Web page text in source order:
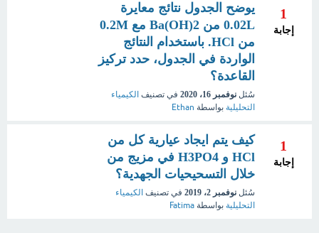
1
إجابة
يوضح الجدول نتائج معايرة
0.02L من Ba(OH)2 مع 0.2M
من HCl. باستخدام النتائج
الواردة في الجدول، حدد تركيز
القاعدة؟
سُئل نوفمبر 16، 2020 في تصنيف الكيمياء
التحليلية بواسطة Ethan
1
إجابة
كيف يتم ايجاد عيارية كل من
HCl و H3PO4 في مزيج من
خلال التسحيحيات الجهدية؟
سُئل نوفمبر 2، 2019 في تصنيف الكيمياء
التحليلية بواسطة Fatima